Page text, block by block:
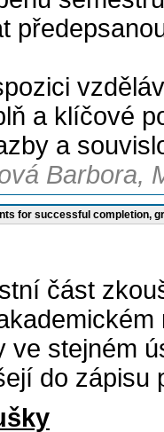
a klíčové
a
Barbora,
for successful completion,
část
ve stejném
do zápisu